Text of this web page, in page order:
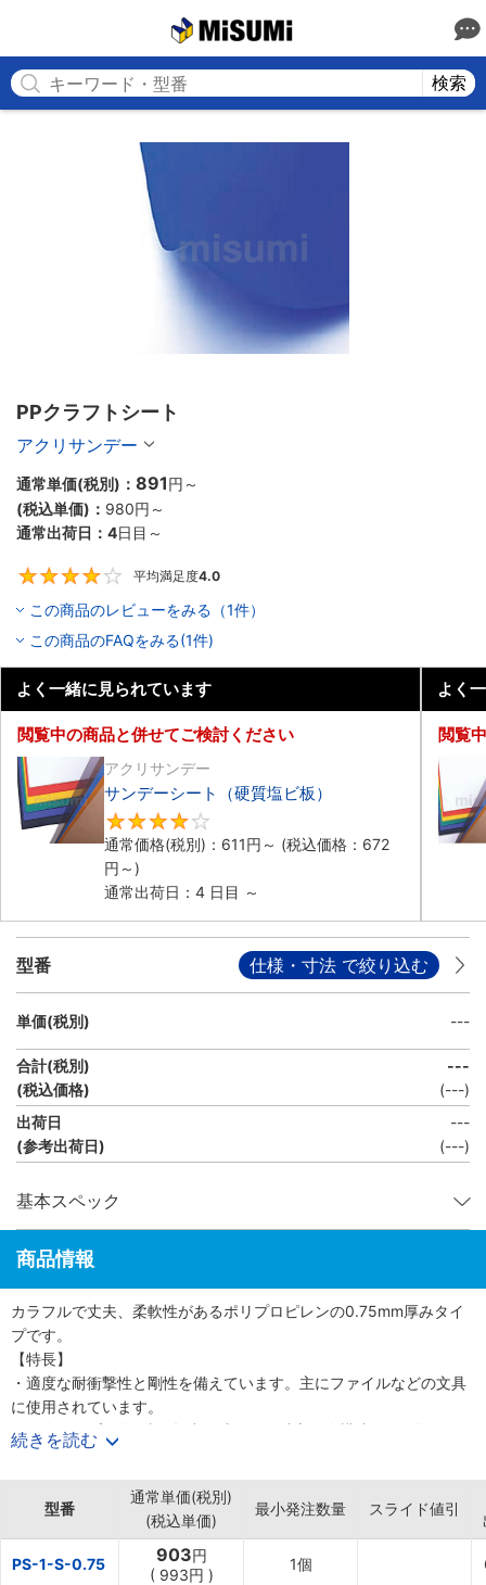
検索
PPクラフトシート
アクリサンデー
通常単価(税別)： 891円 ～
(税込単価)： 980円 ～
通常出荷日： 4日目～
平均満足度4.0
この商品のレビューをみる（1件）
この商品のFAQをみる(1件)
よく一緒に見られています
閲覧中の商品と併せてご検討ください
アクリサンデー
サンデーシート（硬質塩ビ板）
通常価格(税別)： 611円 ～ (税込価格： 672
円 ～)
通常出荷日：4 日目 ～
よく
閲覧
型番 仕様・寸法 で絞り込む
単価(税別) ---
合計(税別)
(税込価格)
---
(---)
出荷日
(参考出荷日)
---
(---)
基本スペック
商品情報
カラフルで丈夫、柔軟性があるポリプロピレンの0.75mm厚みタイ
プです。
【特長】
・適度な耐衝撃性と剛性を備えています。主にファイルなどの文具
に使用されています。
・発泡タイプは約3倍に押出し成形した独立気泡構造なので軽量で
す。（比重0.3）。
・工業用途にも使用できる素材です。
【用途】
・クリアファイル。
・インデックス。
続きを読む
型番
通常単価(税別)
(税込単価)
最小発注数量 スライド値引
PS-1-S-0.75 903円
( 993円 )
1個